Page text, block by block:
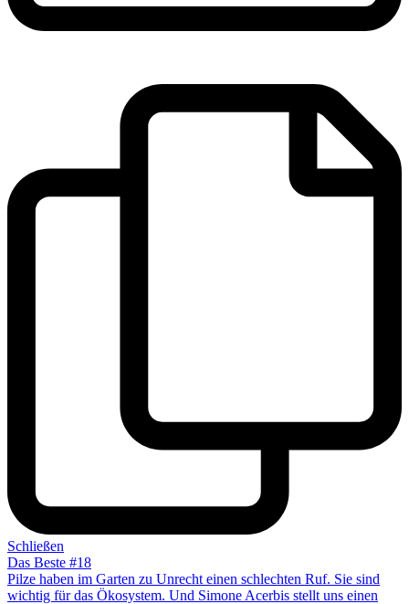
Schließen
Das Beste #18
Pilze haben im Garten zu Unrecht einen schlechten Ruf. Sie sind
wichtig für das Ökosystem. Und Simone Acerbis stellt uns einen